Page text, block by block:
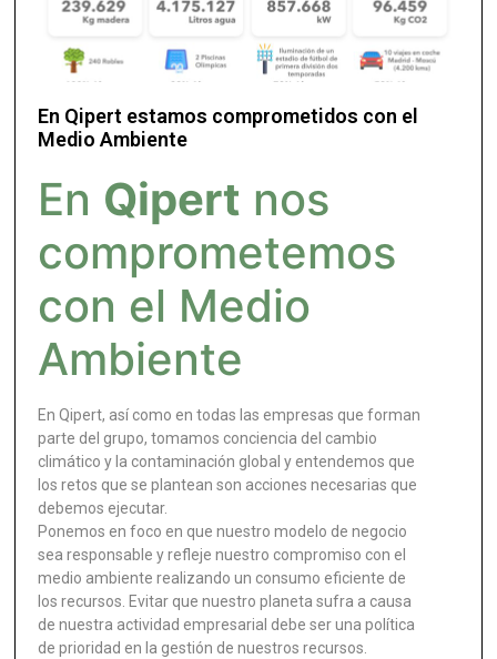
En Qipert estamos comprometidos con el
Medio Ambiente
En Qipert nos
comprometemos
con el Medio
Ambiente
En Qipert, así como en todas las empresas que forman
parte del grupo, tomamos conciencia del cambio
climático y la contaminación global y entendemos que
los retos que se plantean son acciones necesarias que
debemos ejecutar.
Ponemos en foco en que nuestro modelo de negocio
sea responsable y refleje nuestro compromiso con el
medio ambiente realizando un consumo eficiente de
los recursos. Evitar que nuestro planeta sufra a causa
de nuestra actividad empresarial debe ser una política
de prioridad en la gestión de nuestros recursos.